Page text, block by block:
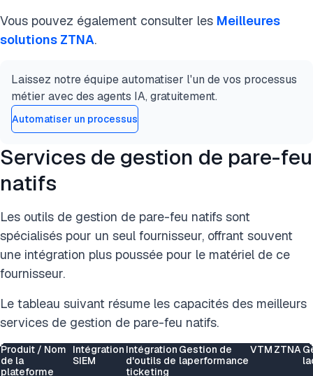
Vous pouvez également consulter les Meilleures
solutions ZTNA.
Laissez notre équipe automatiser l'un de vos processus
métier avec des agents IA, gratuitement.
Automatiser un processus
Services de gestion de pare-feu
natifs
Les outils de gestion de pare-feu natifs sont
spécialisés pour un seul fournisseur, offrant souvent
une intégration plus poussée pour le matériel de ce
fournisseur.
Le tableau suivant résume les capacités des meilleurs
services de gestion de pare-feu natifs.
Produit / Nom
de la
plateforme
Intégration
SIEM
Intégration
d'outils de
ticketing
Gestion de
laperformance
VTM ZTNA